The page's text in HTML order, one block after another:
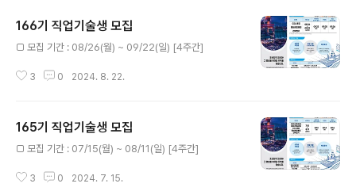
166기 직업기술생 모집
□ 모집 기간 : 08/26(월) ~ 09/22(일) [4주간]
3 0 2024. 8. 22.
165기 직업기술생 모집
□ 모집 기간 : 07/15(월) ~ 08/11(일) [4주간]
3 0 2024. 7. 15.